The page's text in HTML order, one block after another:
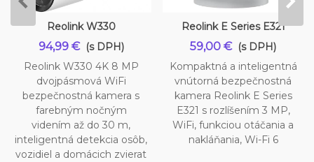
Reolink W330
94,99 € (s DPH)
Reolink W330 4K 8 MP
dvojpásmová WiFi
bezpečnostná kamera s
farebným nočným
videním až do 30 m,
inteligentná detekcia osôb,
vozidiel a domácich zvierat
Reolink E Series E321
59,00 € (s DPH)
Kompaktná a inteligentná
vnútorná bezpečnostná
kamera Reolink E Series
E321 s rozlíšením 3 MP,
WiFi, funkciou otáčania a
nakláňania, Wi-Fi 6